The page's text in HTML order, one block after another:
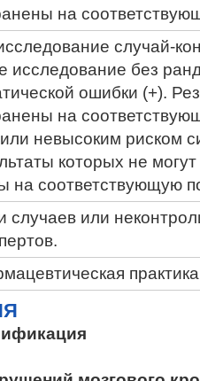
на
случай-
исследование без
ошибки (+).
на
невысоким риском
которых не
на соответствующую
случаев или